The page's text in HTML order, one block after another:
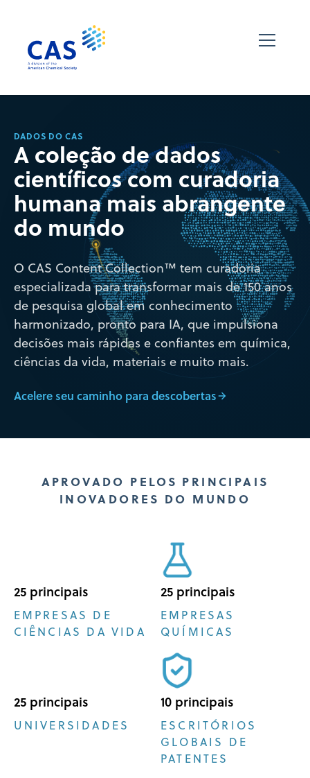
DADOS DO CAS
A coleção de dados
científicos com curadoria
humana mais abrangente
do mundo
O CAS Content Collection™ tem curadoria
especializada para transformar mais de 150 anos
de pesquisa global em conhecimento
harmonizado, pronto para IA, que impulsiona
decisões mais rápidas e confiantes em química,
ciências da vida, materiais e muito mais.
Acelere seu caminho para descobertas
APROVADO PELOS PRINCIPAIS
INOVADORES DO MUNDO
25 principais
EMPRESAS DE
CIÊNCIAS DA VIDA
25 principais
EMPRESAS
QUÍMICAS
25 principais
UNIVERSIDADES
10 principais
ESCRITÓRIOS
GLOBAIS DE
PATENTES